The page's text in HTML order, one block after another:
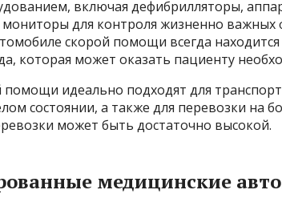
включая дефибрилляторы,
мониторы для контроля жизненно важных
скорой помощи всегда
которая может оказать пациенту
идеально подходят для
состоянии, а также для перевозки на
может быть достаточно высокой.
медицинские